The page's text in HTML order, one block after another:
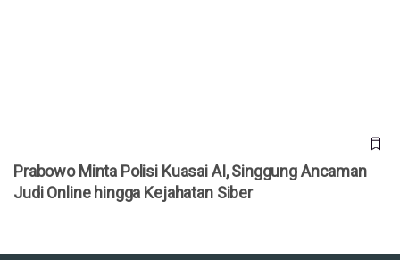
Prabowo Minta Polisi Kuasai AI, Singgung Ancaman
Judi Online hingga Kejahatan Siber